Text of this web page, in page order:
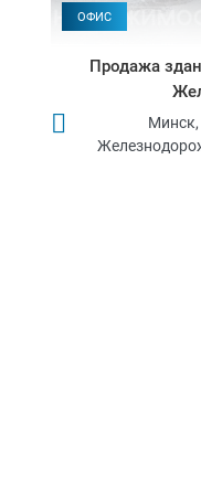
ОФИС
Продажа
Минск,